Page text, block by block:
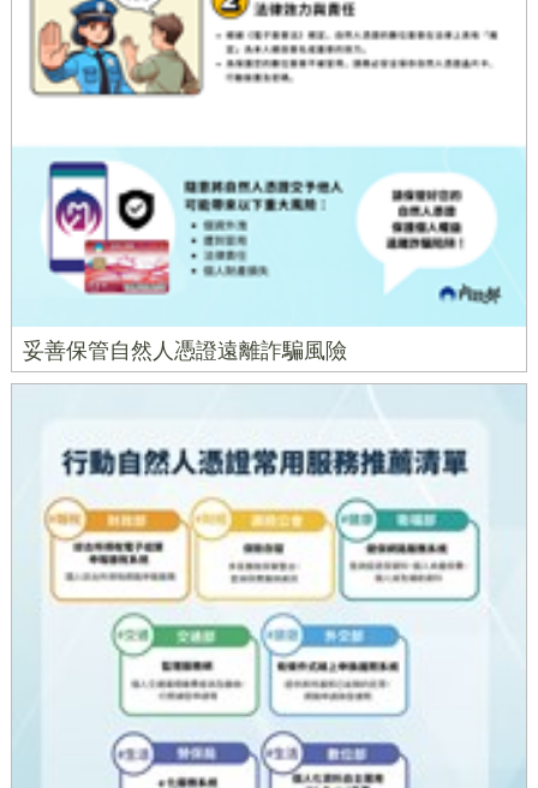
妥善保管自然人憑證遠離詐騙風險